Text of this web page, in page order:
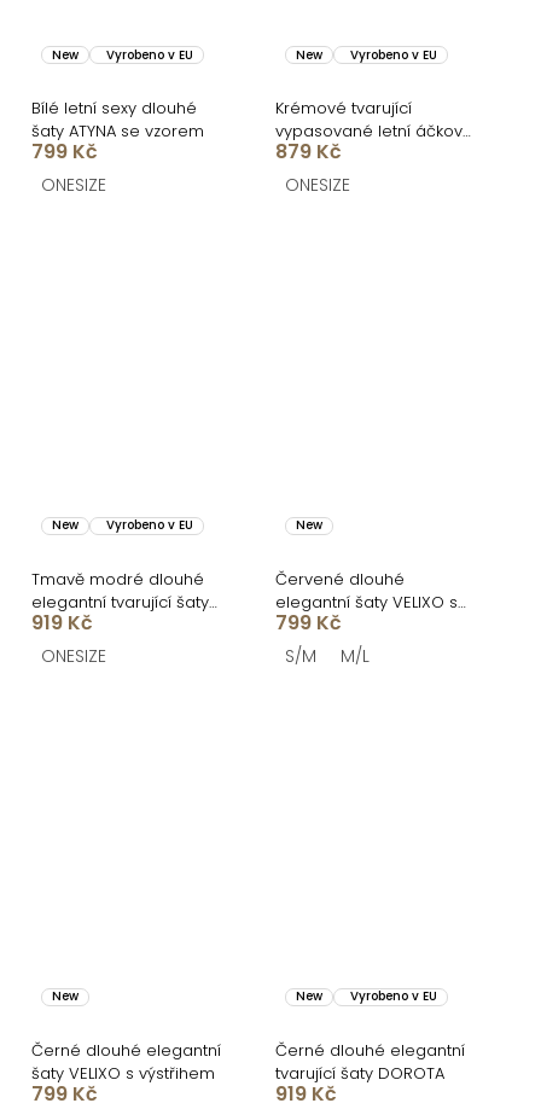
New Vyrobeno v EU
Bílé letní sexy dlouhé
šaty ATYNA se vzorem
799 Kč
ONESIZE
New Vyrobeno v EU
Krémové tvarující
vypasované letní áčkové
midi šaty VORTA
879 Kč
ONESIZE
New Vyrobeno v EU
Tmavě modré dlouhé
elegantní tvarující šaty
DOROTA
919 Kč
ONESIZE
New
Červené dlouhé
elegantní šaty VELIXO s
výstřihem
799 Kč
S/M M/L
New
Černé dlouhé elegantní
šaty VELIXO s výstřihem
799 Kč
New Vyrobeno v EU
Černé dlouhé elegantní
tvarující šaty DOROTA
919 Kč